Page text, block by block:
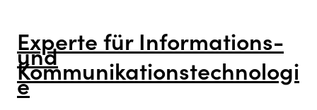
Experte für Informations-
und
Kommunikationstechnologi
e